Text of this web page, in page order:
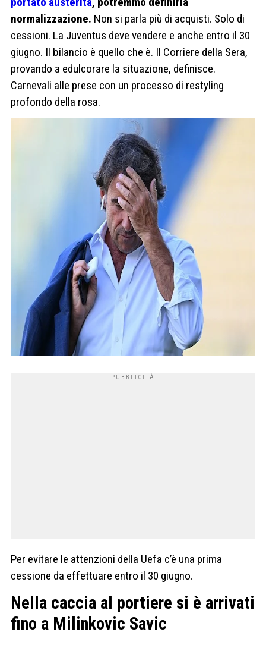
normalizzazione. Non si parla più di acquisti. Solo di
cessioni. La Juventus deve vendere e anche entro il 30
giugno. Il bilancio è quello che è. Il Corriere della Sera,
provando a edulcorare la situazione, definisce.
Carnevali alle prese con un processo di restyling
profondo della rosa.
Per evitare le attenzioni della Uefa c’è una prima
cessione da effettuare entro il 30 giugno.
Nella caccia al portiere si è arrivati
fino a Milinkovic Savic